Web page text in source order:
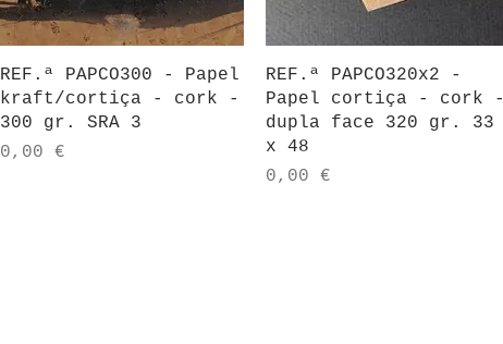
Visualização rápida
REF.ª PAPCO300 - Papel
kraft/cortiça - cork -
300 gr. SRA 3
Preço
0,00 €
Visualização rápida
REF.ª PAPCO320x2 -
Papel cortiça - cork -
dupla face 320 gr. 33
x 48
Preço
0,00 €